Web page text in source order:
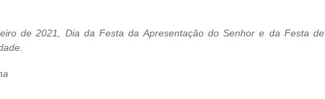
de 2021, Dia da Festa da Apresentação do Senhor e da Festa de